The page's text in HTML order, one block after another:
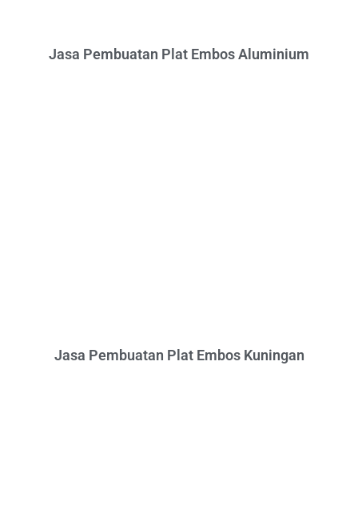
Jasa Pembuatan Plat Embos Aluminium
Jasa Pembuatan Plat Embos Kuningan